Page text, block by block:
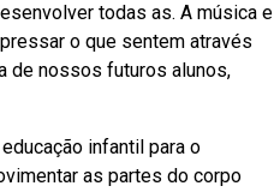
todas as. A música e
o que sentem através
de nossos futuros alunos,
infantil para o
as partes do corpo